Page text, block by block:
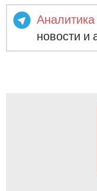
Аналитика
новости и